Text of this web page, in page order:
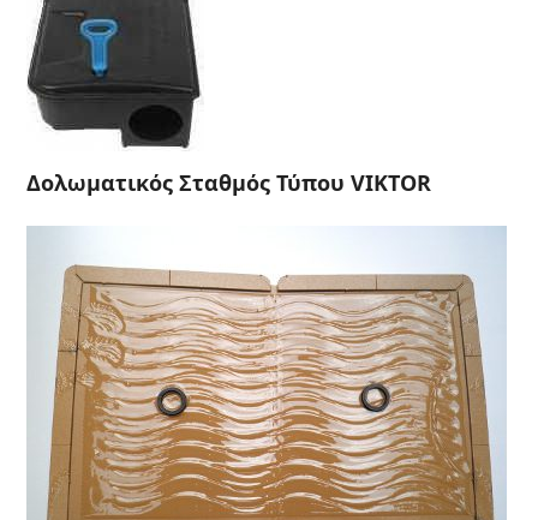
Δολωματικός Σταθμός Τύπου VIKTOR